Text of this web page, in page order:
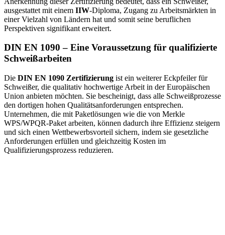
ausgestattet mit einem IIW-Diploma, Zugang zu Arbeitsmärkten in
einer Vielzahl von Ländern hat und somit seine beruflichen
Perspektiven signifikant erweitert.
DIN EN 1090 – Eine Voraussetzung für qualifizierte
Schweißarbeiten
Die DIN EN 1090 Zertifizierung ist ein weiterer Eckpfeiler für
Schweißer, die qualitativ hochwertige Arbeit in der Europäischen
Union anbieten möchten. Sie bescheinigt, dass alle Schweißprozesse
den dortigen hohen Qualitätsanforderungen entsprechen.
Unternehmen, die mit Paketlösungen wie die von Merkle
WPS/WPQR-Paket arbeiten, können dadurch ihre Effizienz steigern
und sich einen Wettbewerbsvorteil sichern, indem sie gesetzliche
Anforderungen erfüllen und gleichzeitig Kosten im
Qualifizierungsprozess reduzieren.